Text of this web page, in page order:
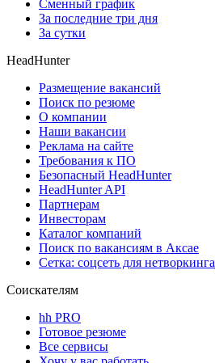
Сменный график
За последние три дня
За сутки
HeadHunter
Размещение вакансий
Поиск по резюме
О компании
Наши вакансии
Реклама на сайте
Требования к ПО
Безопасный HeadHunter
HeadHunter API
Партнерам
Инвесторам
Каталог компаний
Поиск по вакансиям в Аксае
Сетка: соцсеть для нетворкинга
Соискателям
hh PRO
Готовое резюме
Все сервисы